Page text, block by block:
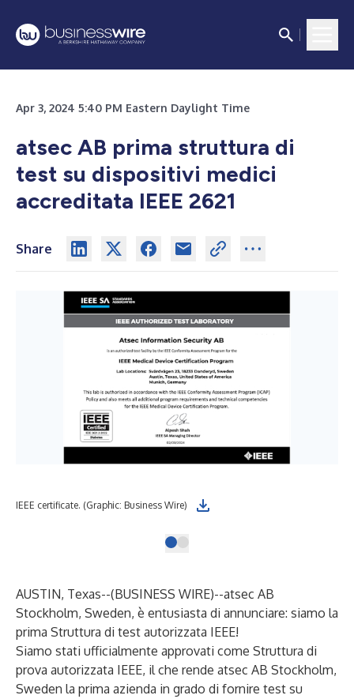
Apr 3, 2024 5:40 PM Eastern Daylight Time
atsec AB prima struttura di
test su dispositivi medici
accreditata IEEE 2621
Share
IEEE certificate. (Graphic: Business Wire)
AUSTIN, Texas--(BUSINESS WIRE)--atsec AB
Stockholm, Sweden, è entusiasta di annunciare: siamo la
prima Struttura di test autorizzata IEEE!
Siamo stati ufficialmente approvati come Struttura di
prova autorizzata IEEE, il che rende atsec AB Stockholm,
Sweden la prima azienda in grado di fornire test su